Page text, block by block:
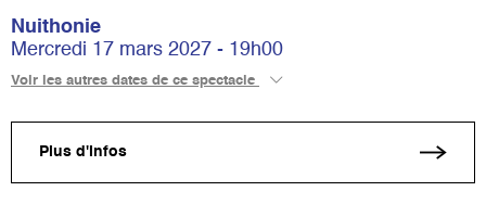
Nuithonie
Mercredi 17 mars 2027 - 19h00
Voir les autres dates de ce spectacle
Plus d'infos